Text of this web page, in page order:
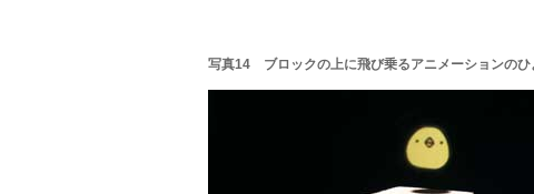
写真14 ブロックの上に飛び乗るアニメーションのひ